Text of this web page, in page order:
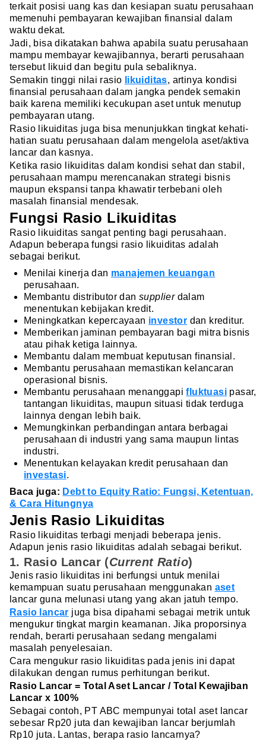
terkait posisi uang kas dan kesiapan suatu perusahaan
memenuhi pembayaran kewajiban finansial dalam
waktu dekat.
Jadi, bisa dikatakan bahwa apabila suatu perusahaan
mampu membayar kewajibannya, berarti perusahaan
tersebut likuid dan begitu pula sebaliknya.
Semakin tinggi nilai rasio likuiditas, artinya kondisi
finansial perusahaan dalam jangka pendek semakin
baik karena memiliki kecukupan aset untuk menutup
pembayaran utang.
Rasio likuiditas juga bisa menunjukkan tingkat kehati-
hatian suatu perusahaan dalam mengelola aset/aktiva
lancar dan kasnya.
Ketika rasio likuiditas dalam kondisi sehat dan stabil,
perusahaan mampu merencanakan strategi bisnis
maupun ekspansi tanpa khawatir terbebani oleh
masalah finansial mendesak.
Fungsi Rasio Likuiditas
Rasio likuiditas sangat penting bagi perusahaan.
Adapun beberapa fungsi rasio likuiditas adalah
sebagai berikut.
Menilai kinerja dan manajemen keuangan
perusahaan.
Membantu distributor dan supplierdalam
menentukan kebijakan kredit.
Meningkatkan kepercayaan investor dan kreditur.
Memberikan jaminan pembayaran bagi mitra bisnis
atau pihak ketiga lainnya.
Membantu dalam membuat keputusan finansial.
Membantu perusahaan memastikan kelancaran
operasional bisnis.
Membantu perusahaan menanggapifluktuasi pasar,
tantangan likuiditas, maupun situasi tidak terduga
lainnya dengan lebih baik.
Memungkinkan perbandingan antara berbagai
perusahaan di industri yang sama maupun lintas
industri.
Menentukan kelayakan kredit perusahaan dan
investasi.
Baca juga: Debt to Equity Ratio: Fungsi, Ketentuan,
& Cara Hitungnya
Jenis Rasio Likuiditas
Rasio likuiditas terbagi menjadi beberapa jenis.
Adapun jenis rasio likuiditas adalah sebagai berikut.
1. Rasio Lancar (Current Ratio)
Jenis rasio likuiditas ini berfungsi untuk menilai
kemampuan suatu perusahaan menggunakan aset
lancar guna melunasi utang yang akan jatuh tempo.
Rasio lancar juga bisa dipahami sebagai metrik untuk
mengukur tingkat margin keamanan. Jika proporsinya
rendah, berarti perusahaan sedang mengalami
masalah penyelesaian.
Cara mengukur rasio likuiditas pada jenis ini dapat
dilakukan dengan rumus perhitungan berikut.
Rasio Lancar = Total Aset Lancar / Total Kewajiban
Lancar x 100%
Sebagai contoh, PT ABC mempunyai total aset lancar
sebesar Rp20 juta dan kewajiban lancar berjumlah
Rp10 juta. Lantas, berapa rasio lancarnya?